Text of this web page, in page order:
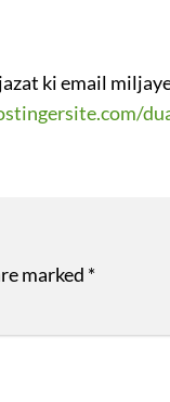
ki email
marked *